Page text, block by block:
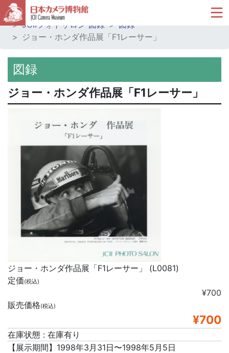
ホーム
ミュージアムショップ
JCIIフォトサロン 図録
図録
ジョー・ホンダ作品展「F1レーサー」
図録
ジョー・ホンダ作品展「F1レーサー」
ジョー・ホンダ作品展「F1レーサー」 (L0081)
定価(税込)
¥700
販売価格(税込)
¥700
在庫状態 : 在庫有り
【展示期間】1998年3月31日〜1998年5月5日